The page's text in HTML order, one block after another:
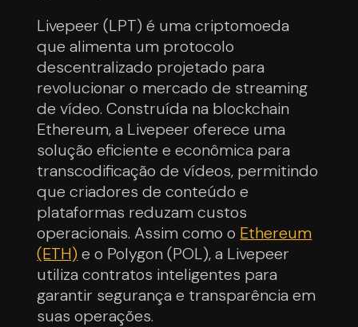
Livepeer (LPT) é uma criptomoeda
que alimenta um protocolo
descentralizado projetado para
revolucionar o mercado de streaming
de vídeo. Construída na blockchain
Ethereum, a Livepeer oferece uma
solução eficiente e econômica para
transcodificação de vídeos, permitindo
que criadores de conteúdo e
plataformas reduzam custos
operacionais. Assim como o Ethereum
(ETH)e o Polygon (POL), a Livepeer
utiliza contratos inteligentes para
garantir segurança e transparência em
suas operações.